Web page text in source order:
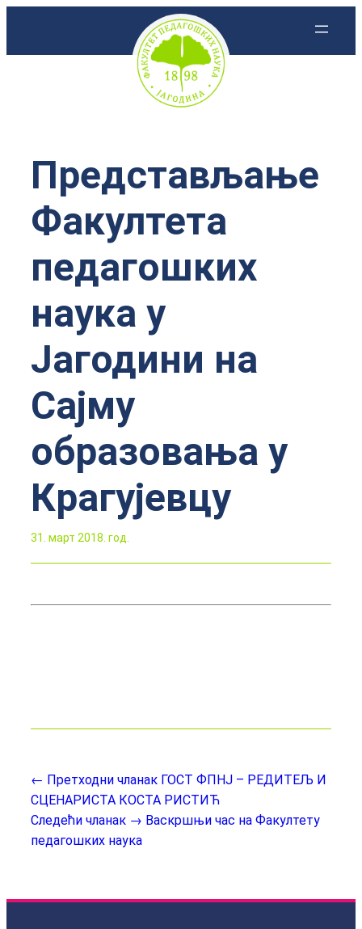
Представљање
Факултета
педагошких
наука у
Јагодини на
Сајму
образовања у
Крагујевцу
31. март 2018. год.
← Претходни чланак ГОСТ ФПНЈ – РЕДИТЕЉ И
СЦЕНАРИСТА КОСТА РИСТИЋ
Следећи чланак → Васкршњи час на Факултету
педагошких наука